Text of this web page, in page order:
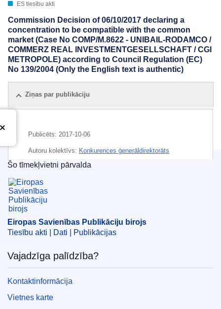
ES tiesību akti
Commission Decision of 06/10/2017 declaring a
concentration to be compatible with the common
market (Case No COMP/M.8622 - UNIBAIL-RODAMCO /
COMMERZ REAL INVESTMENTGESELLSCHAFT / CGI
METROPOLE) according to Council Regulation (EC)
No 139/2004 (Only the English text is authentic)
Ziņas par publikāciju
Publicēts: 2017-10-06
Autoru kolektīvs: Konkurences ģenerāldirektorāts
(Eiropas Komisija),Eiropas Komisija
Eiropas Savienības Publikāciju birojs
Šo tīmekļvietni pārvalda
Eiropas Savienības Publikāciju birojs
Tiesību akti | Dati | Publikācijas
Vajadzīga palīdzība?
Kontaktinformācija
Vietnes karte